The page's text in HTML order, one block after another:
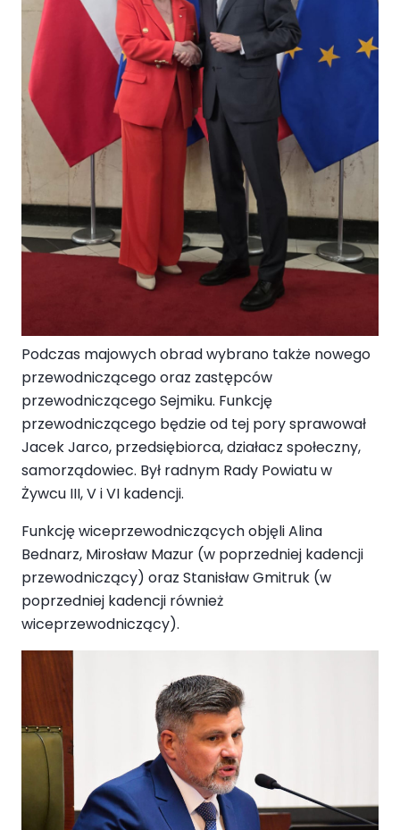
Podczas majowych obrad wybrano także nowego
przewodniczącego oraz zastępców
przewodniczącego Sejmiku. Funkcję
przewodniczącego będzie od tej pory sprawował
Jacek Jarco, przedsiębiorca, działacz społeczny,
samorządowiec. Był radnym Rady Powiatu w
Żywcu III, V i VI kadencji.
Funkcję wiceprzewodniczących objęli Alina
Bednarz, Mirosław Mazur (w poprzedniej kadencji
przewodniczący) oraz Stanisław Gmitruk (w
poprzedniej kadencji również
wiceprzewodniczący).